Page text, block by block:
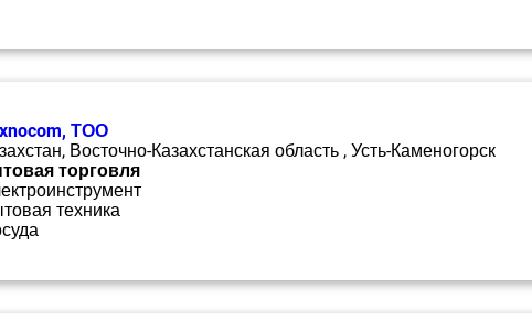
ТОО
Восточно-Казахстанская область , Усть-Каменогорск
торговля
техника